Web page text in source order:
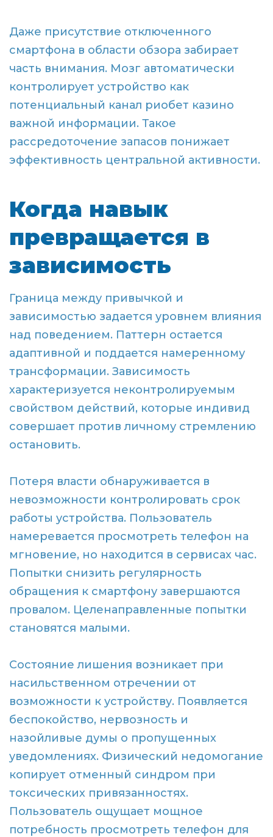
Даже присутствие отключенного
смартфона в области обзора забирает
часть внимания. Мозг автоматически
контролирует устройство как
потенциальный канал риобет казино
важной информации. Такое
рассредоточение запасов понижает
эффективность центральной активности.
Когда навык
превращается в
зависимость
Граница между привычкой и
зависимостью задается уровнем влияния
над поведением. Паттерн остается
адаптивной и поддается намеренному
трансформации. Зависимость
характеризуется неконтролируемым
свойством действий, которые индивид
совершает против личному стремлению
остановить.
Потеря власти обнаруживается в
невозможности контролировать срок
работы устройства. Пользователь
намеревается просмотреть телефон на
мгновение, но находится в сервисах час.
Попытки снизить регулярность
обращения к смартфону завершаются
провалом. Целенаправленные попытки
становятся малыми.
Состояние лишения возникает при
насильственном отречении от
возможности к устройству. Появляется
беспокойство, нервозность и
назойливые думы о пропущенных
уведомлениях. Физический недомогание
копирует отменный синдром при
токсических привязанностях.
Пользователь ощущает мощное
потребность просмотреть телефон для